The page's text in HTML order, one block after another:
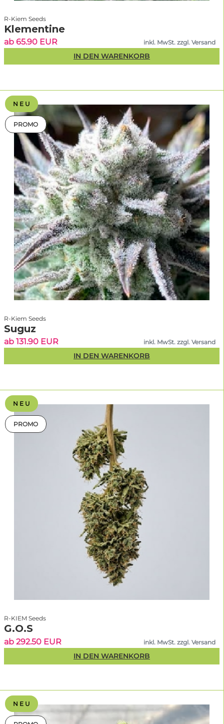
R-Kiem Seeds
Klementine
ab 65.90 EUR inkl. MwSt. zzgl. Versand
IN DEN WARENKORB
N E U
PROMO
R-Kiem Seeds
Suguz
ab 131.90 EUR inkl. MwSt. zzgl. Versand
IN DEN WARENKORB
N E U
PROMO
R-KIEM Seeds
G.O.S
ab 292.50 EUR inkl. MwSt. zzgl. Versand
IN DEN WARENKORB
N E U